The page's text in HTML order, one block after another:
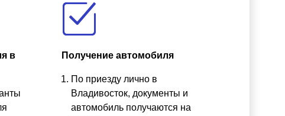
в
Получение автомобиля
По приезду лично в
Владивосток, документы и
автомобиль получаются на